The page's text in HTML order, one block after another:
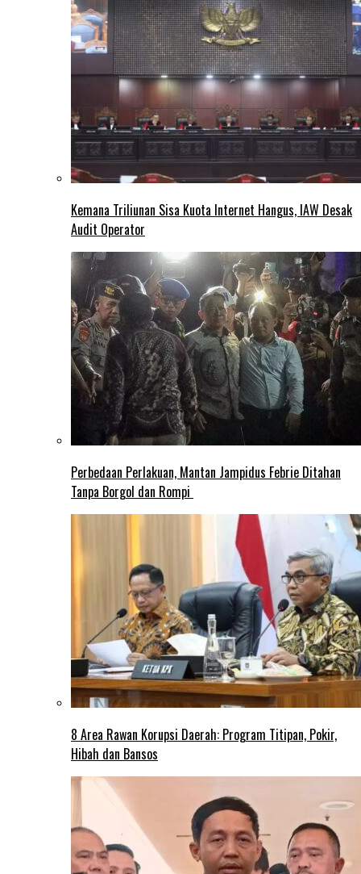
Kemana Triliunan Sisa Kuota Internet Hangus, IAW Desak
Audit Operator
Perbedaan Perlakuan, Mantan Jampidus Febrie Ditahan
Tanpa Borgol dan Rompi
8 Area Rawan Korupsi Daerah: Program Titipan, Pokir,
Hibah dan Bansos